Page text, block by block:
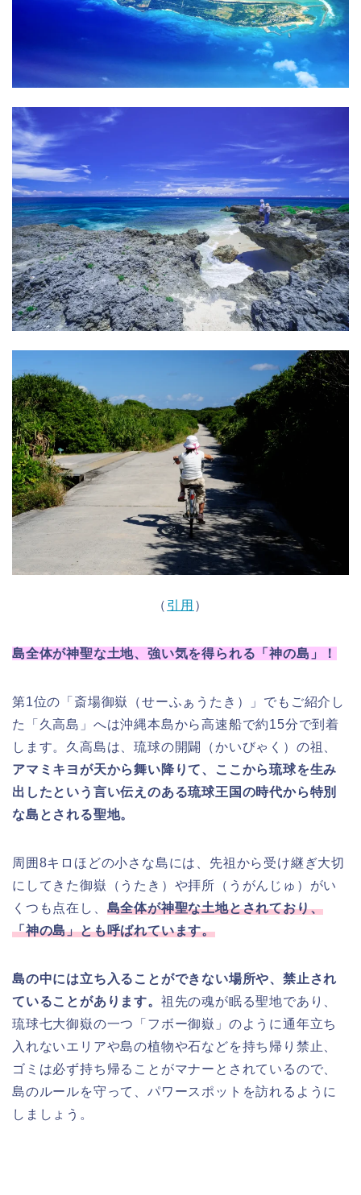
（ 引用 ）
島全体が神聖な土地、強い気を得られる「神の島」！
第1位の「斎場御嶽（せーふぁうたき）」でもご紹介し
た「久高島」へは沖縄本島から高速船で約15分で到着
します。久高島は、琉球の開闢（かいびゃく）の祖、
アマミキヨが天から舞い降りて、ここから琉球を生み
出したという言い伝えのある琉球王国の時代から特別
な島とされる聖地。
周囲8キロほどの小さな島には、先祖から受け継ぎ大切
にしてきた御嶽（うたき）や拝所（うがんじゅ）がい
くつも点在し、 島全体が神聖な土地とされており、
「神の島」とも呼ばれています。
島の中には立ち入ることができない場所や、禁止され
ていることがあります。 祖先の魂が眠る聖地であり、
琉球七大御嶽の一つ「フボー御嶽」のように通年立ち
入れないエリアや島の植物や石などを持ち帰り禁止、
ゴミは必ず持ち帰ることがマナーとされているので、
島のルールを守って、パワースポットを訪れるように
しましょう。